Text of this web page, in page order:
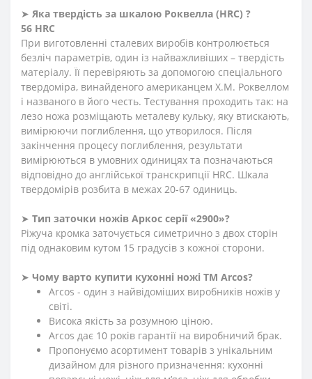
➤ Яка твердість за шкалою Роквелла (HRC) ?
56 HRC
При виготовленні сталевих виробів контролюється
безліч параметрів, один із найважливіших – твердість
матеріалу. Її перевіряють за допомогою спеціального
твердоміра, винайденого американцем Х.М. Роквеллом
і названого в його честь. Тестування проходить так: на
лезо ножа розміщають металеву кульку, яку втискають,
вимірюючи поглиблення, що утворилося. Після
закінчення процесу поглиблення, результати
вимірюються в умовних одиницях та позначаються
відповідно до англійської транскрипції HRC. Шкала
твердомірів розбита в межах 20-67 одиниць.
➤ Тип заточки ножів Аркос серії «2900»?
Ріжуча кромка заточується симетрично з двох сторін
під однаковим кутом 15 градусів з кожної сторони.
➤ Чому варто купити кухонні ножі ТМ Arcos?
Arcos - один з найвідоміших виробників ножів у
світі.
Висока якість за розумною ціною.
Arcos дає 10 років гарантії на виробничий брак.
Пропонуємо асортимент товарів з унікальним
дизайном для різного призначення: кухонні